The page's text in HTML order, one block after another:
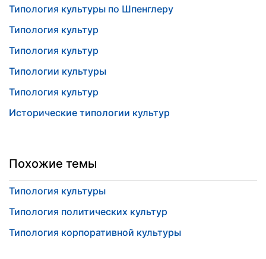
Типология культуры по Шпенглеру
Типология культур
Типология культур
Типологии культуры
Типология культур
Исторические типологии культур
Похожие темы
Типология культуры
Типология политических культур
Типология корпоративной культуры